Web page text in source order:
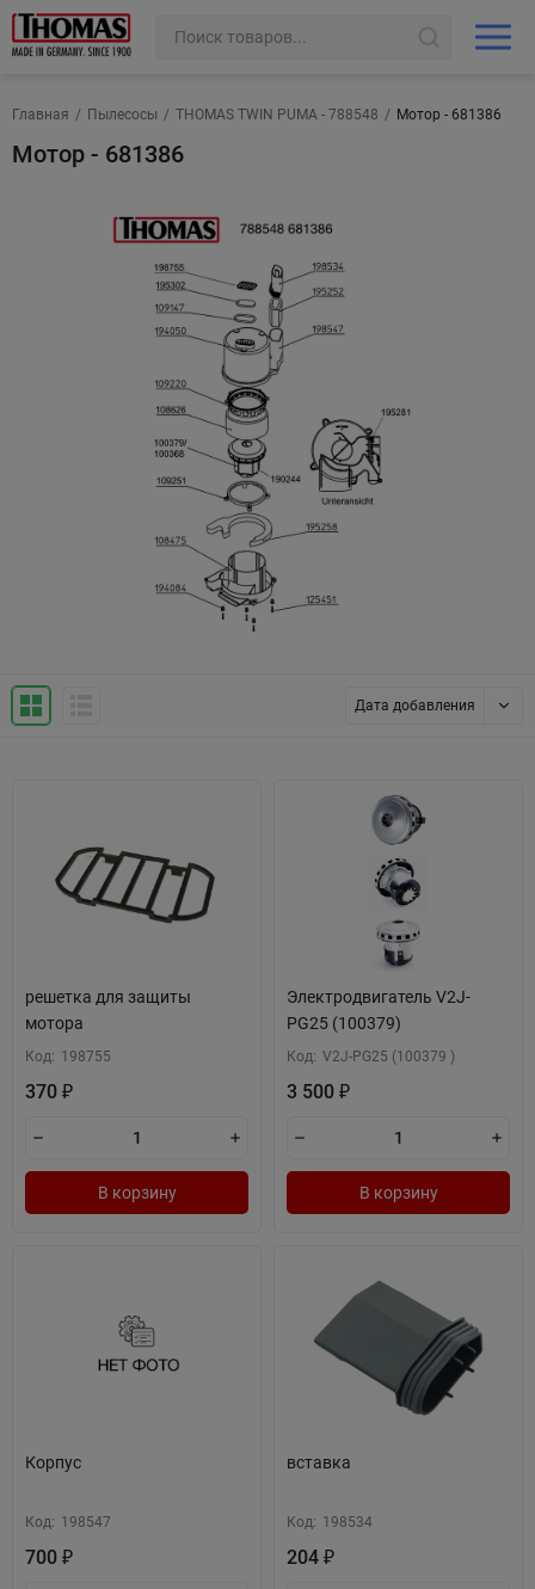
Главная / Пылесосы / THOMAS TWIN PUMA - 788548 / Мотор - 681386
Мотор - 681386
Дата добавления
решетка для защиты
мотора
Код: 198755
370 ₽
В корзину
Электродвигатель V2J-
PG25 (100379)
Код: V2J-PG25 (100379 )
3 500 ₽
В корзину
Корпус
Код: 198547
700 ₽
вставка
Код: 198534
204 ₽